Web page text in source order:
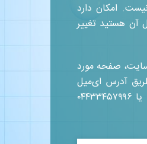
امکان دارد
آن هستید تغییر
سایت، صفحه مورد
آدرس ای‌میل
یا ۰۴۴۳۳۴۵۷۹۹۶